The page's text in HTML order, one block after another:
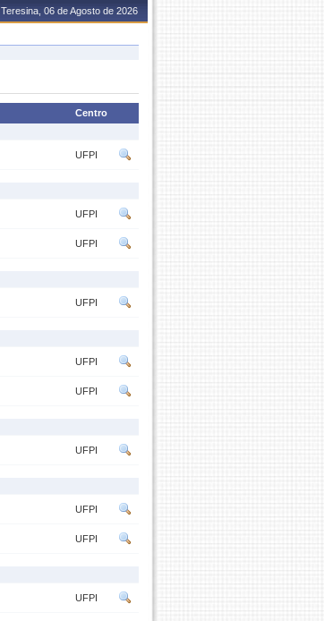
Teresina, 06 de Agosto de 2026
Centro
UFPI
UFPI
UFPI
UFPI
UFPI
UFPI
UFPI
UFPI
UFPI
UFPI